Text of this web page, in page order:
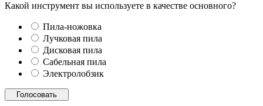
Какой инструмент вы используете в качестве основного?
Пила-ножовка
Лучковая пила
Дисковая пила
Сабельная пила
Электролобзик